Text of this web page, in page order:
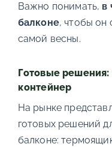
Важно понимать, в
балконе, чтобы он
самой весны.
Готовые
контейнер
На рынке
готовых решений
балконе: